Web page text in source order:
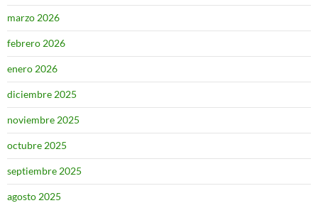
marzo 2026
febrero 2026
enero 2026
diciembre 2025
noviembre 2025
octubre 2025
septiembre 2025
agosto 2025